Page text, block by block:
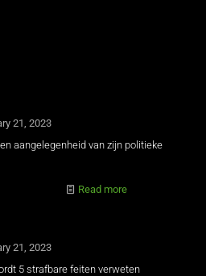
21, 2023
aangelegenheid van zijn politieke
Read more
21, 2023
5 strafbare feiten verweten